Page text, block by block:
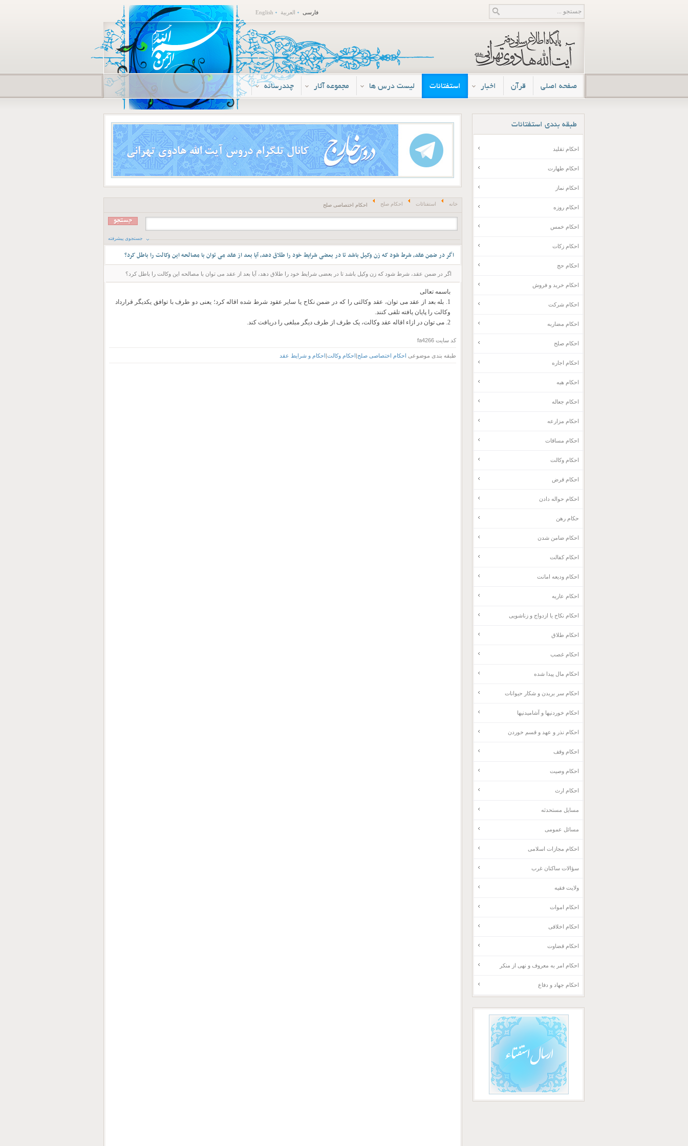
فارسی العربية English
صفحه اصلی قرآن اخبار استفتائات لیست درس ها مجموعه آثار چندرسانه
خانه استفتائات احکام صلح احکام اختصاصی صلح
جستجوی پیشرفته
اگر در ضمن عقد، شرط شود که زن وکیل باشد تا در بعضی شرایط خود را طلاق دهد، آیا بعد از عقد می توان با مصالحه این وکالت را باطل کرد؟
اگر در ضمن عقد، شرط شود که زن وکیل باشد تا در بعضی شرایط خود را طلاق دهد، آیا بعد از عقد می توان با مصالحه این وکالت را باطل کرد؟
باسمه تعالی
1. بله بعد از عقد می توان، عقد وکالتی را که در ضمن نکاح یا سایر عقود شرط شده اقاله کرد؛ یعنی دو طرف با توافق یکدیگر قرارداد
وکالت را پایان یافته تلقی کنند.
2. می توان در ازاء اقاله عقد وکالت، یک طرف از طرف دیگر مبلغی را دریافت کند.
کد سایتfa4266
طبقه بندی موضوعی احکام اختصاصی صلح|احکام وکالت|احکام و شرایط عقد
طبقه بندی استفتائات
احکام تقلید
احکام طهارت
احکام نماز
احکام روزه
احکام خمس
احکام زکات
احکام حج
احکام خرید و فروش
احکام شرکت
احکام مضاربه
احکام صلح
احکام اجاره
احکام هبه
احکام جعاله
احکام مزارعه
احکام مساقات
احکام وکالت
احکام قرض
احکام حواله دادن
حکام رهن
احکام ضامن شدن
احکام کفالت
احکام ودیعه امانت
احکام عاریه
احکام نکاح یا ازدواج و زناشویی
احکام طلاق
احکام غصب
احکام مال پیدا شده
احکام سر بریدن و شکار حیوانات
احکام خوردنیها و آشامیدنیها
احکام نذر و عهد و قسم خوردن
احکام وقف
احکام وصیت
احکام ارث
مسایل مستحدثه
مسائل عمومی
احکام مجازات اسلامی
سؤالات ساکنان غرب
ولایت فقیه
احکام اموات
احکام اخلاقی
احکام قضاوت
احکام امر به معروف و نهی از منکر
احکام جهاد و دفاع